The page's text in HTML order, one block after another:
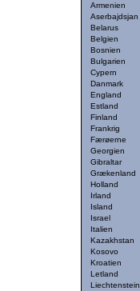
Armenien
Aserbajdsjan
Belarus
Belgien
Bosnien
Bulgarien
Cypern
Danmark
England
Estland
Finland
Frankrig
Færøerne
Georgien
Gibraltar
Grækenland
Holland
Irland
Island
Israel
Italien
Kazakhstan
Kosovo
Kroatien
Letland
Liechtenstein